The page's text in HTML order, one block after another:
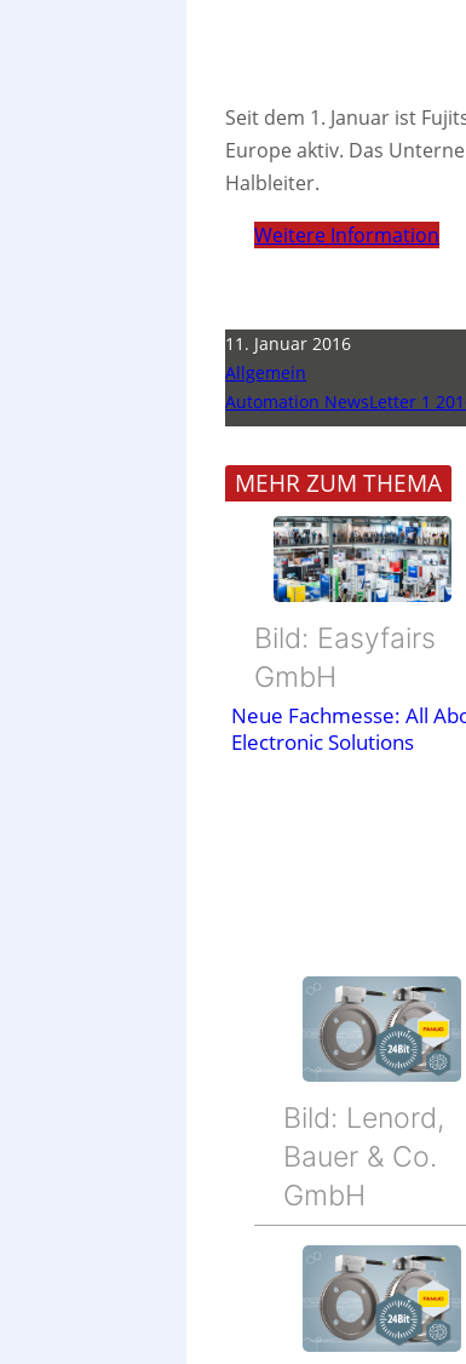
Seit dem 1. Januar ist
Europe aktiv. Das
Halbleiter.
Weitere Information
11. Januar 2016
Allgemein
Automation NewsLetter 1
MEHR ZUM THEMA
Bild: Easyfairs
GmbH
Neue Fachmesse: All
Electronic Solutions
Bild: Lenord,
Bauer & Co.
GmbH